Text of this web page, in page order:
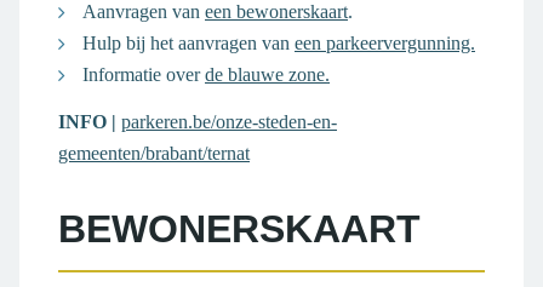
Aanvragen van een bewonerskaart.
Hulp bij het aanvragen van een parkeervergunning.
Informatie overde blauwe zone.
INFO | parkeren.be/onze-steden-en-
gemeenten/brabant/ternat
BEWONERSKAART